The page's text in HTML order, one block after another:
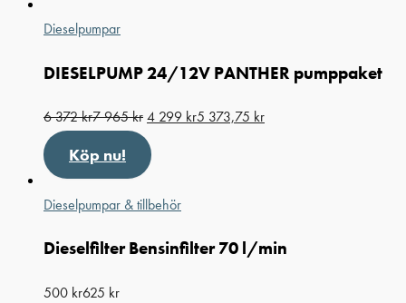
Dieselpumpar
DIESELPUMP 24/12V PANTHER pumppaket
6 372kr7 965kr4 299 kr5 373,75 kr
Köp nu!
Dieselpumpar & tillbehör
Dieselfilter Bensinfilter 70 l/min
500 kr625 kr